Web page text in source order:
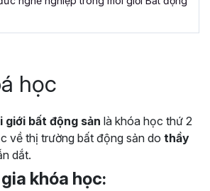
học
giới bất động sản là khóa học thứ 2
về thị trường bất động sản do thầy
dắt.
khóa học: